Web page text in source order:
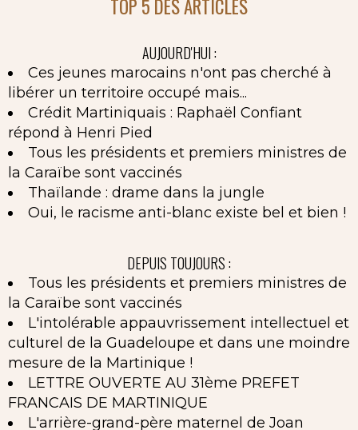
TOP 5 DES ARTICLES
AUJOURD'HUI :
Ces jeunes marocains n'ont pas cherché à
libérer un territoire occupé mais...
Crédit Martiniquais : Raphaël Confiant
répond à Henri Pied
Tous les présidents et premiers ministres de
la Caraïbe sont vaccinés
Thaïlande : drame dans la jungle
Oui, le racisme anti-blanc existe bel et bien !
DEPUIS TOUJOURS :
Tous les présidents et premiers ministres de
la Caraïbe sont vaccinés
L'intolérable appauvrissement intellectuel et
culturel de la Guadeloupe et dans une moindre
mesure de la Martinique !
LETTRE OUVERTE AU 31ème PREFET
FRANCAIS DE MARTINIQUE
L'arrière-grand-père maternel de Joan